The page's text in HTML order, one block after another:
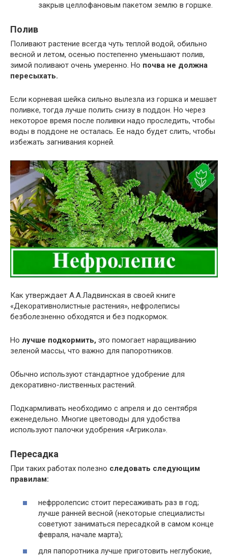
закрыв целлофановым пакетом землю в горшке.
Полив
Поливают растение всегда чуть теплой водой, обильно
весной и летом, осенью постепенно уменьшают полив,
зимой поливают очень умеренно. Но почва не должна
пересыхать.
Если корневая шейка сильно вылезла из горшка и мешает
поливке, тогда лучше полить снизу в поддон. Но через
некоторое время после поливки надо проследить, чтобы
воды в поддоне не осталась. Ее надо будет слить, чтобы
избежать загнивания корней.
Как утверждает А.А.Ладвинская в своей книге
«Декоративнолистные растения», нефролеписы
безболезненно обходятся и без подкормок.
Но лучше подкормить, это помогает наращиванию
зеленой массы, что важно для папоротников.
Обычно используют стандартное удобрение для
декоративно-лиственных растений.
Подкармливать необходимо с апреля и до сентября
еженедельно. Многие цветоводы для удобства
используют палочки удобрения «Агрикола».
Пересадка
При таких работах полезно следовать следующим
правилам:
нефрролепсис стоит пересаживать раз в год;
лучше ранней весной (некоторые специалисты
советуют заниматься пересадкой в самом конце
февраля, начале марта);
для папоротника лучше приготовить неглубокие,